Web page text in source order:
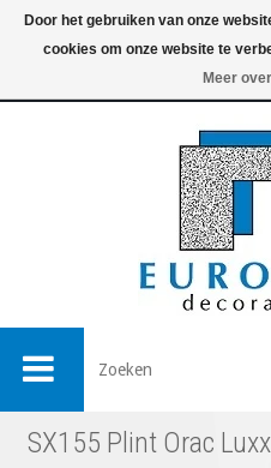
0
SX155 Plint Orac
Door het gebruiken van onze
cookies om onze website te
Meer